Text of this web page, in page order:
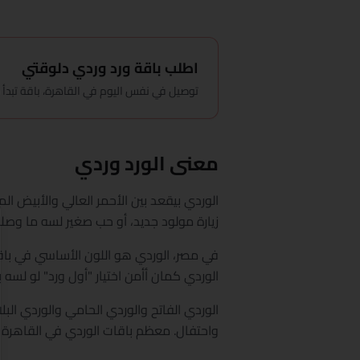
اطلب باقة ورد وردي دلوقتي
توصيل في نفس اليوم في القاهرة، باقة تبدأ من 500
معنى الورد وردي
الوردي بيقعد بين الأحمر العالي
زيارة مولود جديد، أو حب صغير لسه ما
الوردي كمان أأمن اختيار "أول ورد" لو
الوردي الفاتح والوردي الحامي والوردي
واحتفال. معظم باقات الوردي في